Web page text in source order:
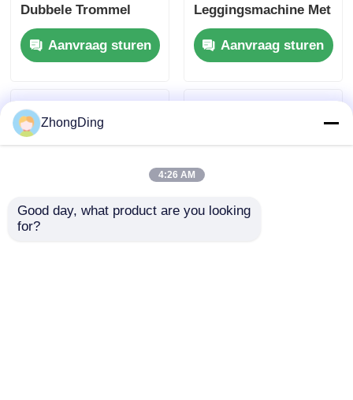
Dubbele Trommel
Draad Legmachine
Met PLC Besturing
Aanvraag sturen
Leggingsmachine Met
0-30m/Min
Legsnelheid
Hoogwaardig Staal
Aanvraag sturen
ZhongDing
4:26 AM
Good day, what product are you looking
for?